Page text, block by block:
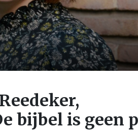
bijbel is geen